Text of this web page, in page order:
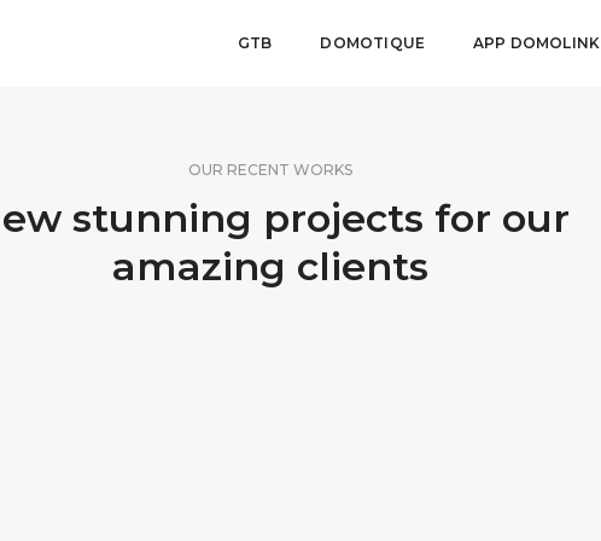
GTB DOMOTIQUE APP DOMOLINK
OUR RECENT WORKS
stunning projects for our
amazing clients